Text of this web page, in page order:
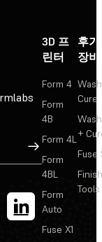
가입
3D 프
린터
Form 4
Form
4B
Form 4L
Form
4BL
Form
Auto
Fuse X1
후
장비
Cure
+
Fuse
Tools